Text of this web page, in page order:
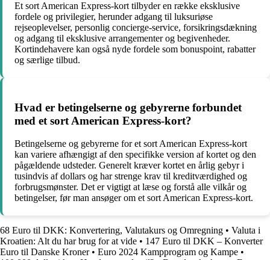
Et sort American Express-kort tilbyder en række eksklusive
fordele og privilegier, herunder adgang til luksuriøse
rejseoplevelser, personlig concierge-service, forsikringsdækning
og adgang til eksklusive arrangementer og begivenheder.
Kortindehavere kan også nyde fordele som bonuspoint, rabatter
og særlige tilbud.
Hvad er betingelserne og gebyrerne forbundet
med et sort American Express-kort?
Betingelserne og gebyrerne for et sort American Express-kort
kan variere afhængigt af den specifikke version af kortet og den
pågældende udsteder. Generelt kræver kortet en årlig gebyr i
tusindvis af dollars og har strenge krav til kreditværdighed og
forbrugsmønster. Det er vigtigt at læse og forstå alle vilkår og
betingelser, før man ansøger om et sort American Express-kort.
68 Euro til DKK: Konvertering, Valutakurs og Omregning • Valuta i
Kroatien: Alt du har brug for at vide • 147 Euro til DKK – Konverter
Euro til Danske Kroner• Euro 2024 Kampprogram og Kampe •